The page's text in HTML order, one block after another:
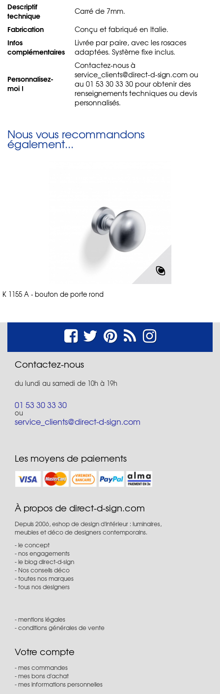
Descriptif
technique
Carré de 7mm.
Fabrication Conçu et fabriqué en Italie.
Infos
complémentaires
Livrée par paire, avec les rosaces
adaptées. Système fixe inclus.
Personnalisez-
moi !
Contactez-nous à
service_clients@direct-d-sign.com ou
au 01 53 30 33 30 pour obtenir des
renseignements techniques ou devis
personnalisés.
Nous vous recommandons
également...
K 1155 A - bouton de porte rond
Contactez-nous
du lundi au samedi de 10h à 19h
01 53 30 33 30
ou
service_clients@direct-d-sign.com
Les moyens de paiements
À propos de direct-d-sign.com
Depuis 2006, eshop de design d'intérieur : luminaires,
meubles et déco de designers contemporains.
le concept
nos engagements
le blog direct-d-sign
Nos conseils déco
toutes nos marques
tous nos designers
mentions légales
conditions générales de vente
Votre compte
mes commandes
mes bons d'achat
mes informations personnelles